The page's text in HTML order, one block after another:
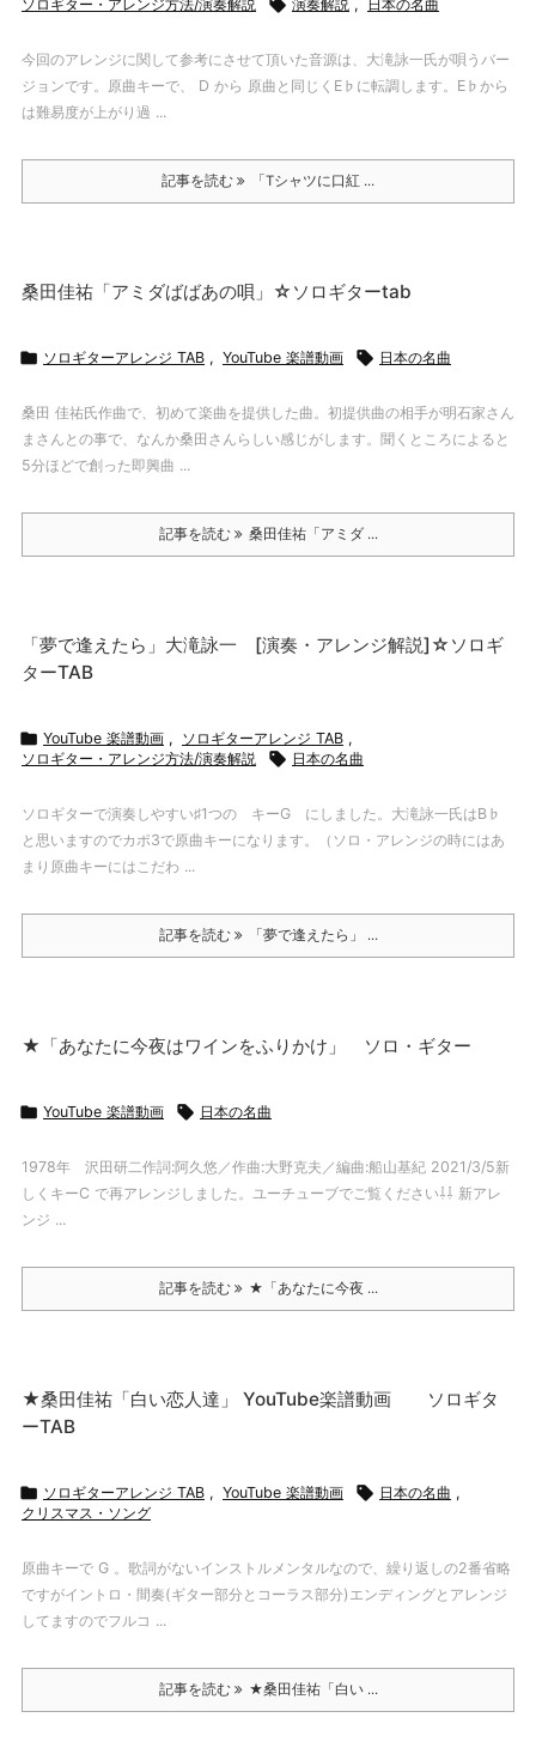
ソロギター・アレンジ方法/演奏解説  演奏解説 , 日本の名曲
今回のアレンジに関して参考にさせて頂いた音源は、大滝詠一氏が唄うバー
ジョンです。原曲キーで、 D から 原曲と同じくE♭に転調します。E♭から
は難易度が上がり過 ...
記事を読む 「Tシャツに口紅 ...
桑田佳祐「アミダばばあの唄」☆ソロギターtab
 ソロギターアレンジ TAB , YouTube 楽譜動画  日本の名曲
桑田 佳祐氏作曲で、初めて楽曲を提供した曲。初提供曲の相手が明石家さん
まさんとの事で、なんか桑田さんらしい感じがします。聞くところによると
5分ほどで創った即興曲 ...
記事を読む 桑田佳祐「アミダ ...
「夢で逢えたら」大滝詠一 [演奏・アレンジ解説]☆ソロギ
ターTAB
 YouTube 楽譜動画 , ソロギターアレンジ TAB ,
ソロギター・アレンジ方法/演奏解説
 日本の名曲
ソロギターで演奏しやすい♯1つの キーG にしました。大滝詠一氏はB♭
と思いますのでカポ3で原曲キーになります。（ソロ・アレンジの時にはあ
まり原曲キーにはこだわ ...
記事を読む 「夢で逢えたら」 ...
★「あなたに今夜はワインをふりかけ」 ソロ・ギター
 YouTube 楽譜動画  日本の名曲
1978年 沢田研二作詞:阿久悠／作曲:大野克夫／編曲:船山基紀 2021/3/5新
しくキーC で再アレンジしました。ユーチューブでご覧ください⇩⇩ 新アレ
ンジ ...
記事を読む ★「あなたに今夜 ...
★桑田佳祐「白い恋人達」 YouTube楽譜動画 ソロギタ
ーTAB
 ソロギターアレンジ TAB , YouTube 楽譜動画  日本の名曲 ,
クリスマス・ソング
原曲キーで G 。歌詞がないインストルメンタルなので、繰り返しの2番省略
ですがイントロ・間奏(ギター部分とコーラス部分)エンディングとアレンジ
してますのでフルコ ...
記事を読む ★桑田佳祐「白い ...